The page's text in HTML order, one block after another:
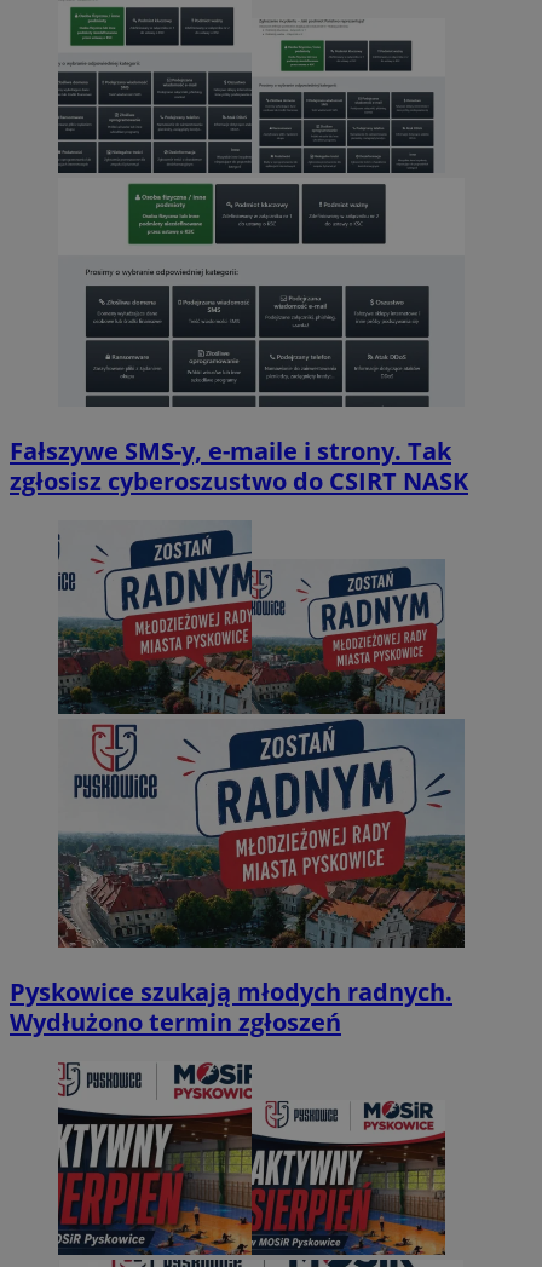
Fałszywe SMS-y, e-maile i strony. Tak
zgłosisz cyberoszustwo do CSIRT NASK
Pyskowice szukają młodych radnych.
Wydłużono termin zgłoszeń